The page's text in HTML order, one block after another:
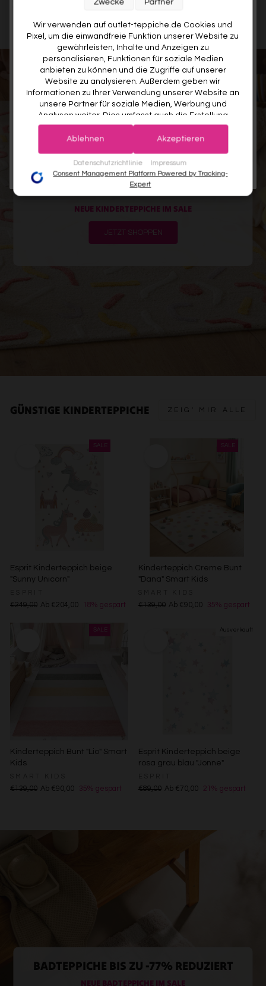
DAS SAGEN KUNDEN ÜBER OUTLET TEPPICHE
KINDERTEPPICHE BIS ZU -80%
REDUZIERT
NEUE KINDERTEPPICHE IM SALE
JETZT SHOPPEN
GÜNSTIGE KINDERTEPPICHE ZEIG' MIR ALLE
Esprit Kinderteppich beige
"Sunny Unicorn"
€249,00 Ab €204,00 18% gespart
Kinderteppich Creme Bunt
"Dana" Smart Kids
€139,00 Ab €90,00 35% gespart
Kinderteppich Bunt "Lio" Smart
Kids
€139,00 Ab €90,00 35% gespart
Esprit Kinderteppich beige
rosa grau blau "Jonne"
€89,00 Ab €70,00 21% gespart
BADTEPPICHE BIS ZU -77% REDUZIERT
NEUE BADTEPPICHE IM SALE
Wir verwenden auf outlet-teppiche.de Cookies und
Pixel, um die einwandfreie Funktion unserer Website zu
gewährleisten, Inhalte und Anzeigen zu
personalisieren, Funktionen für soziale Medien
anbieten zu können und die Zugriffe auf unserer
Website zu analysieren. Außerdem geben wir
Informationen zu Ihrer Verwendung unserer Website an
unsere Partner für soziale Medien, Werbung und
Analysen weiter. Dies umfasst auch die Erstellung
pseudonymer Nutzungsprofile. Unsere Partner (Google
Advertising Products Facebook Shopify) führen diese
zusammen, die Sie ihnen bereitgestellt haben (bspw.
anhand eines persönlichen Accounts) oder welche sie
im Rahmen Ihrer Nutzung der Dienste gesammelt
haben (bspw. Nutzungsdaten anderer Geräte). Ihre
Einwilligung zur Nutzung von Cookies und Pixeln können
Datenschutz-Button links unten klicken und dort die
Zwecke der Datenverarbeitung durch unsere Partner:
Analyse von Zielgruppen durch Statistiken oder
Kombinationen von Daten aus verschiedenen Quellen
Datenschutzrichtlinie Impressum
Zwecke Partner
Ablehnen Akzeptieren
Consent Management Platform Powered by Tracking-
Expert
10% RABATT AUF DEINE
ERSTE BESTELLUNG! 😍
VORNAME
erneuter Anmeldung wird kein weiterer Code vergeben.
JETZT ANMELDEN